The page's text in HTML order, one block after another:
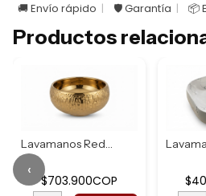
🚚 Envío rápido 🛡️ Garantía 📦
Productos
$703.900COP
‹